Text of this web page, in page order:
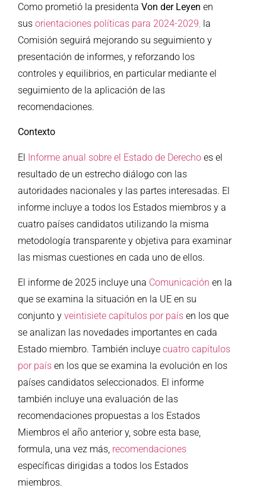
Como prometió la presidenta Von der Leyen en
sus orientaciones políticas para 2024-2029, la
Comisión seguirá mejorando su seguimiento y
presentación de informes, y reforzando los
controles y equilibrios, en particular mediante el
seguimiento de la aplicación de las
recomendaciones.
Contexto
El Informe anual sobre el Estado de Derecho es el
resultado de un estrecho diálogo con las
autoridades nacionales y las partes interesadas. El
informe incluye a todos los Estados miembros y a
cuatro países candidatos utilizando la misma
metodología transparente y objetiva para examinar
las mismas cuestiones en cada uno de ellos.
El informe de 2025 incluye una Comunicación en la
que se examina la situación en la UE en su
conjunto y veintisiete capítulos por país en los que
se analizan las novedades importantes en cada
Estado miembro. También incluye cuatro capítulos
por país en los que se examina la evolución en los
países candidatos seleccionados. El informe
también incluye una evaluación de las
recomendaciones propuestas a los Estados
Miembros el año anterior y, sobre esta base,
formula, una vez más, recomendaciones
específicas dirigidas a todos los Estados
miembros.